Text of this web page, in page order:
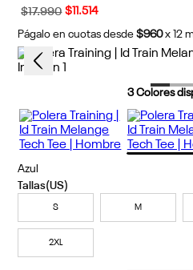
$17.990 $ .514
Págalo en cuotas desde $960 x 12
3Colores
Azul
S M
2XL